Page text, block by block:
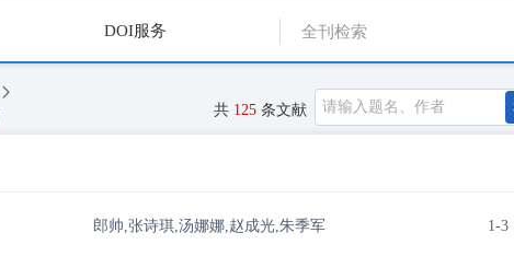
DOI服务
共 125 条文献
郎帅,张诗琪,汤娜娜,赵成光,朱季军 1-3